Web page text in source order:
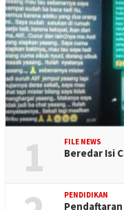
1 FILE NEWS
Beredar Isi
PENDIDIKAN